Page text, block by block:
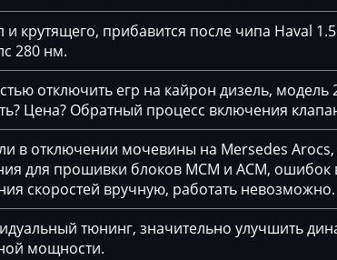
Marelli IAW7GV
Siemens PCR2.1
Siemens PPD1.1-1.5
Simos 10xx
Simos 11xx
Simos 12xx
и крутящего, прибавится после чипа Haval
280 нм.
отключить егр на кайрон дизель, модель
Цена? Обратный процесс включения
в отключении мочевины на Mersedes Arocs,
для прошивки блоков MCM и ACM,
скоростей вручную, работать невозможно.
тюнинг, значительно улучшить
мощности.